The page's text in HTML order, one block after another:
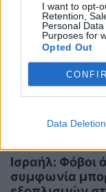
I want to opt-
Retention,
Personal
Purposes for
Opted Out
Data Deletion
Ισραήλ: Φόβοι
συμφωνία